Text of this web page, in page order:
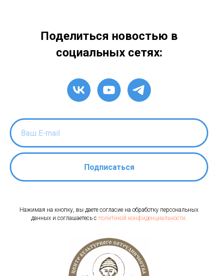
Поделиться новостью в
социальных сетях:
Подписаться
Нажимая на кнопку, вы даете согласие на обработку персональных
данных и соглашаетесь c политикой конфиденциальности.